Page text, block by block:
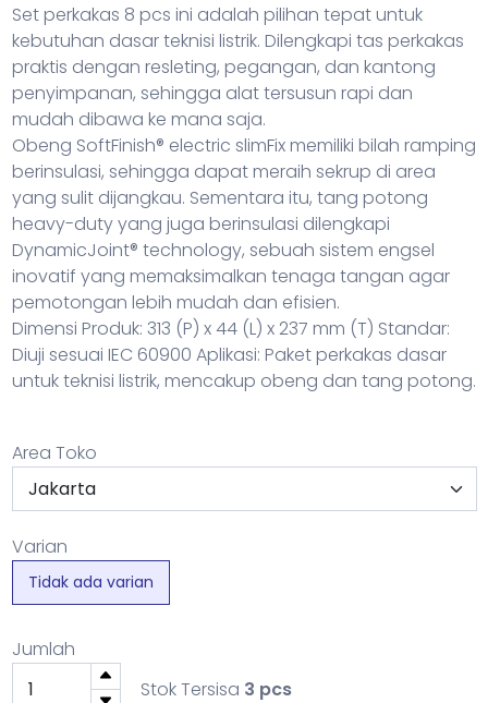
Set perkakas 8 pcs ini adalah pilihan tepat untuk
kebutuhan dasar teknisi listrik. Dilengkapi tas perkakas
praktis dengan resleting, pegangan, dan kantong
penyimpanan, sehingga alat tersusun rapi dan
mudah dibawa ke mana saja.
Obeng SoftFinish® electric slimFix memiliki bilah ramping
berinsulasi, sehingga dapat meraih sekrup di area
yang sulit dijangkau. Sementara itu, tang potong
heavy-duty yang juga berinsulasi dilengkapi
DynamicJoint® technology, sebuah sistem engsel
inovatif yang memaksimalkan tenaga tangan agar
pemotongan lebih mudah dan efisien.
Dimensi Produk: 313 (P) x 44 (L) x 237 mm (T) Standar:
Diuji sesuai IEC 60900 Aplikasi: Paket perkakas dasar
untuk teknisi listrik, mencakup obeng dan tang potong.
Area Toko
Varian
Tidak ada varian
Jumlah
Stok Tersisa 3 pcs